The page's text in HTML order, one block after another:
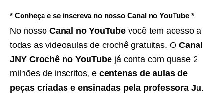
* Conheça e se inscreva no nosso Canal no YouTube *
No nosso Canal no YouTube você tem acesso a
todas as videoaulas de crochê gratuitas. O Canal
JNY Crochê no YouTube já conta com quase 2
milhões de inscritos, e centenas de aulas de
peças criadas e ensinadas pela professora Ju.